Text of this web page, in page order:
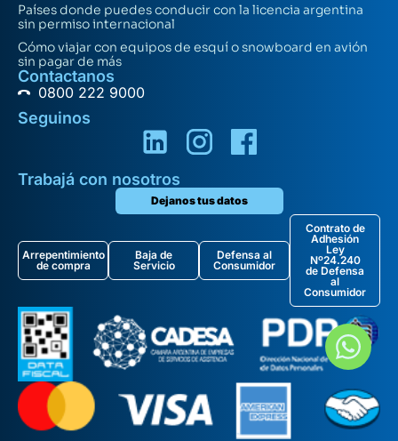
Países donde puedes conducir con la licencia argentina
sin permiso internacional
Cómo viajar con equipos de esquí o snowboard en avión
sin pagar de más
Contactanos
0800 222 9000
Seguinos
Trabajá con nosotros
Dejanos tus datos
Arrepentimiento
de compra
Baja de
Servicio
Defensa al
Consumidor
Contrato de
Adhesión
Ley
Nº24.240
de Defensa
al
Consumidor